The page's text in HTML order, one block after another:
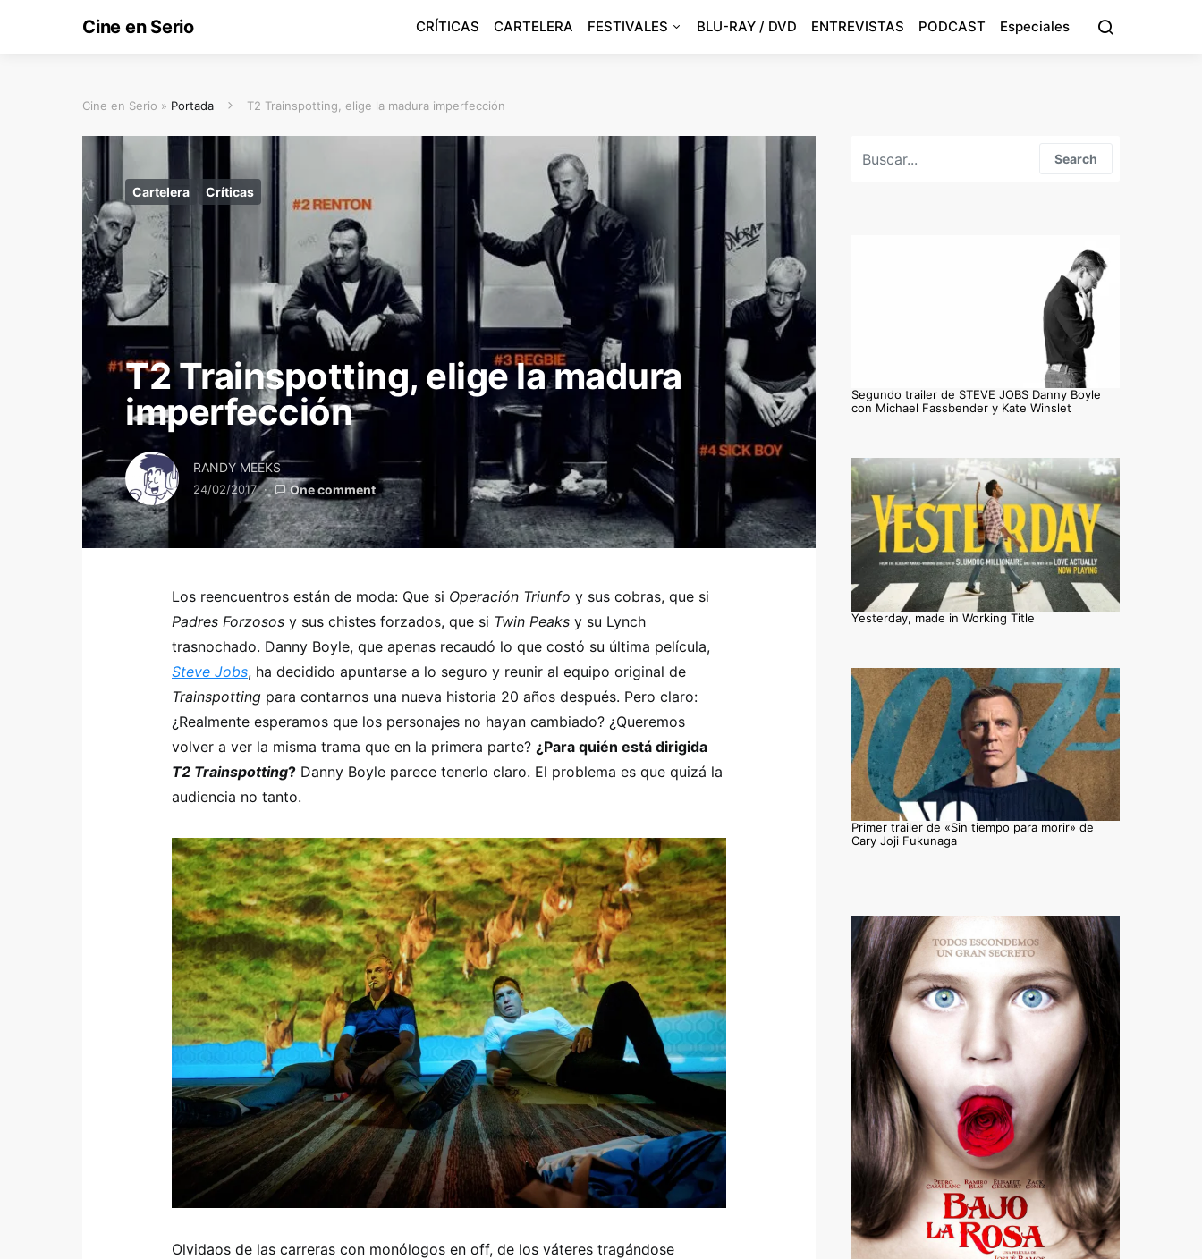
Cine en Serio CRÍTICAS CARTELERA FESTIVALES BLU-RAY / DVD ENTREVISTAS PODCAST Especiales
Cine en Serio » Portada T2 Trainspotting, elige la madura imperfección
Cartelera Críticas
T2 Trainspotting, elige la madura
imperfección
RANDY MEEKS
24/02/2017 One comment
Los reencuentros están de moda: Que si Operación Triunfo y sus cobras, que si
Padres Forzosos y sus chistes forzados, que si Twin Peaks y su Lynch
trasnochado. Danny Boyle, que apenas recaudó lo que costó su última película,
Steve Jobs, ha decidido apuntarse a lo seguro y reunir al equipo original de
Trainspotting para contarnos una nueva historia 20 años después. Pero claro:
¿Realmente esperamos que los personajes no hayan cambiado? ¿Queremos
volver a ver la misma trama que en la primera parte? ¿Para quién está dirigida
T2 Trainspotting? Danny Boyle parece tenerlo claro. El problema es que quizá la
audiencia no tanto.
Olvidaos de las carreras con monólogos en off, de los váteres tragándose
Search
Segundo trailer de STEVE JOBS Danny Boyle
con Michael Fassbender y Kate Winslet
Yesterday, made in Working Title
Primer trailer de «Sin tiempo para morir» de
Cary Joji Fukunaga